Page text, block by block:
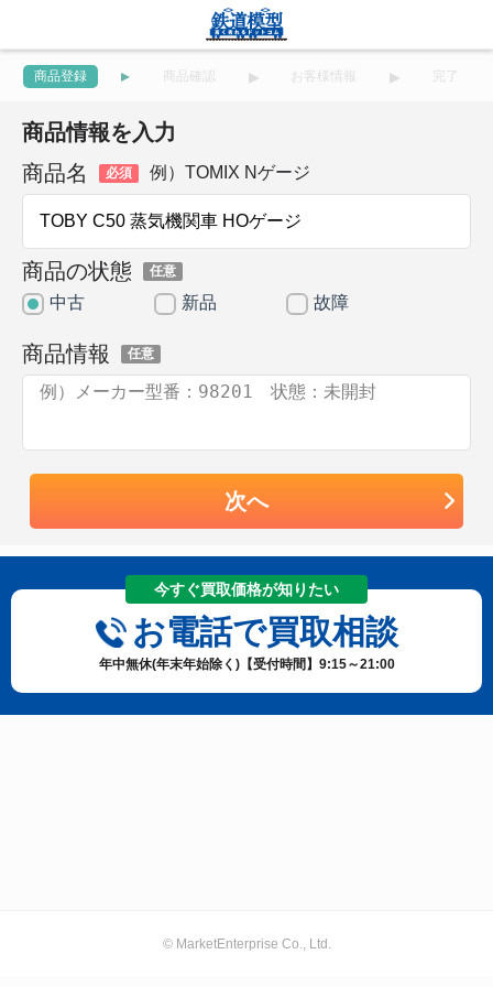
商品登録 商品確認 お客様情報 完了
商品情報を入力
商品名
必須 例）TOMIX Nゲージ
商品の状態 任意
中古 新品 故障
商品情報 任意
次へ
今すぐ買取価格が知りたい
お電話で買取相談
年中無休(年末年始除く)【受付時間】9:15～21:00
© MarketEnterprise Co., Ltd.